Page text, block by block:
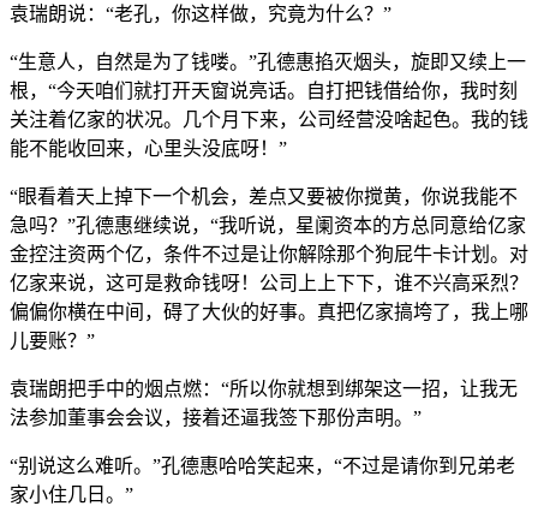
袁瑞朗说：“老孔，你这样做，究竟为什么？”
“生意人，自然是为了钱喽。”孔德惠掐灭烟头，旋即又续上一
根，“今天咱们就打开天窗说亮话。自打把钱借给你，我时刻
关注着亿家的状况。几个月下来，公司经营没啥起色。我的钱
能不能收回来，心里头没底呀！”
“眼看着天上掉下一个机会，差点又要被你搅黄，你说我能不
急吗？”孔德惠继续说，“我听说，星阑资本的方总同意给亿家
金控注资两个亿，条件不过是让你解除那个狗屁牛卡计划。对
亿家来说，这可是救命钱呀！公司上上下下，谁不兴高采烈？
偏偏你横在中间，碍了大伙的好事。真把亿家搞垮了，我上哪
儿要账？”
袁瑞朗把手中的烟点燃：“所以你就想到绑架这一招，让我无
法参加董事会会议，接着还逼我签下那份声明。”
“别说这么难听。”孔德惠哈哈笑起来，“不过是请你到兄弟老
家小住几日。”